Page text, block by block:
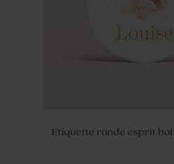
Etiquette ronde esprit